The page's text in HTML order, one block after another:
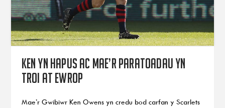
Ken yn hapus ac mae’r paratoadau yn
troi at Ewrop
Mae’r Gwibiwr Ken Owens yn credu bod carfan y Scarlets